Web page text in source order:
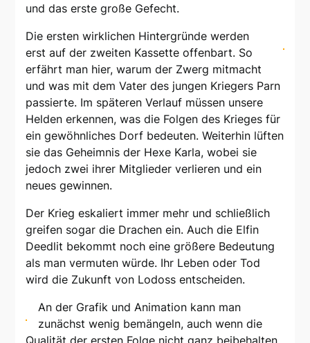
und das erste große Gefecht.
Die ersten wirklichen Hintergründe werden
erst auf der zweiten Kassette offenbart. So
erfährt man hier, warum der Zwerg mitmacht
und was mit dem Vater des jungen Kriegers Parn
passierte. Im späteren Verlauf müssen unsere
Helden erkennen, was die Folgen des Krieges für
ein gewöhnliches Dorf bedeuten. Weiterhin lüften
sie das Geheimnis der Hexe Karla, wobei sie
jedoch zwei ihrer Mitglieder verlieren und ein
neues gewinnen.
Der Krieg eskaliert immer mehr und schließlich
greifen sogar die Drachen ein. Auch die Elfin
Deedlit bekommt noch eine größere Bedeutung
als man vermuten würde. Ihr Leben oder Tod
wird die Zukunft von Lodoss entscheiden.
An der Grafik und Animation kann man
zunächst wenig bemängeln, auch wenn die